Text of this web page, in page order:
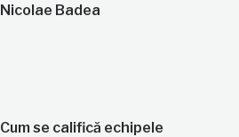
Nicolae Badea
Cum se califică echipele